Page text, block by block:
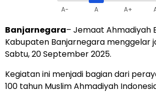
A- A A+
Banjarnegara– Jemaat Ahmadiyah
Kabupaten Banjarnegara menggelar
Sabtu, 20 September 2025.
Kegiatan ini menjadi bagian dari
100 tahun Muslim Ahmadiyah